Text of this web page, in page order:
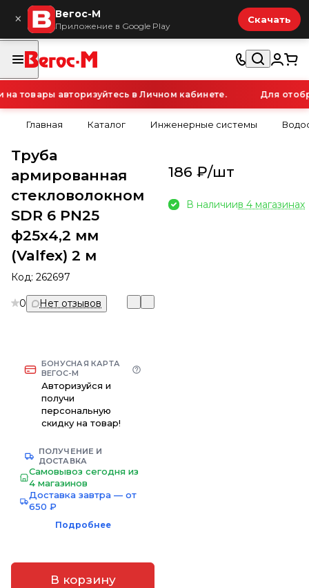
× Вегос-М
Приложение в Google Play
Скачать
товары авторизуйтесь в Личном кабинете. Для
Главная Каталог Инженерные системы
Труба
армированная
стекловолокном
SDR 6 PN25
ф25х4,2 мм
(Valfex) 2 м
Код: 262697
0 Нет отзывов
БОНУСНАЯ КАРТА
ВЕГОС-М
Авторизуйся и
получи
персональную
скидку на товар!
ПОЛУЧЕНИЕ И
ДОСТАВКА
Самовывоз сегодня из
4 магазинов
Доставка завтра — от
650 ₽
Подробнее
В корзину
186 ₽/шт
В наличиив 4 магазинах